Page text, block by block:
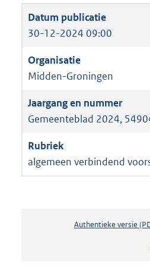
30-12-2024 09:00
Midden-Groningen
Gemeenteblad 2024,
algemeen verbindend
Authentieke versie